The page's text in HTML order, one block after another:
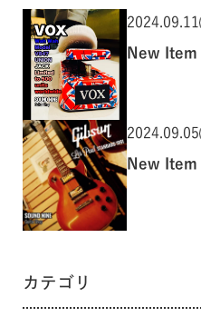
2024.09.11
New Item
2024.09.05
New Item
カテゴリ